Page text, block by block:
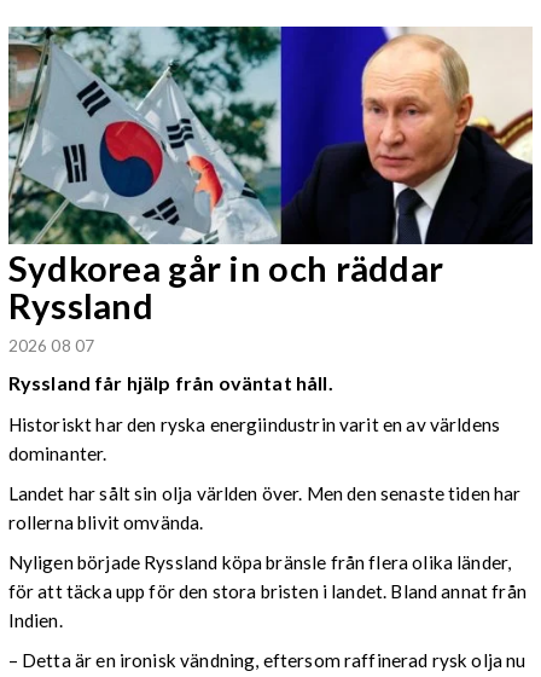
Sydkorea går in och räddar
Ryssland
2026 08 07
Ryssland får hjälp från oväntat håll.
Historiskt har den ryska energiindustrin varit en av världens
dominanter.
Landet har sålt sin olja världen över. Men den senaste tiden har
rollerna blivit omvända.
Nyligen började Ryssland köpa bränsle från flera olika länder,
för att täcka upp för den stora bristen i landet. Bland annat från
Indien.
– Detta är en ironisk vändning, eftersom raffinerad rysk olja nu